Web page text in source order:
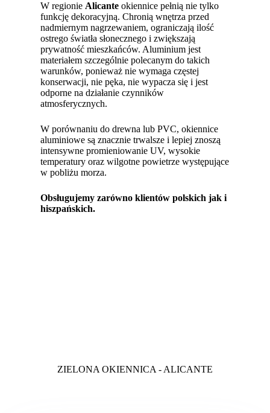
W regionie Alicanteokiennice pełnią nie tylko
funkcję dekoracyjną. Chronią wnętrza przed
nadmiernym nagrzewaniem, ograniczają ilość
ostrego światła słonecznego i zwiększają
prywatność mieszkańców. Aluminium jest
materiałem szczególnie polecanym do takich
warunków, ponieważ nie wymaga częstej
konserwacji, nie pęka, nie wypacza się i jest
odporne na działanie czynników
atmosferycznych.
W porównaniu do drewna lub PVC, okiennice
aluminiowe są znacznie trwalsze i lepiej znoszą
intensywne promieniowanie UV, wysokie
temperatury oraz wilgotne powietrze występujące
w pobliżu morza.
Obsługujemy zarówno klientów polskich jak i
hiszpańskich.
ZIELONA OKIENNICA - ALICANTE